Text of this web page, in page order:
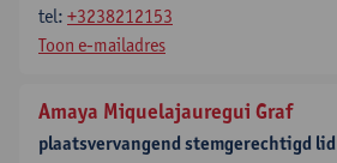
tel: +3238212153
Toon e-mailadres
Amaya Miquelajauregui Graf
plaatsvervangend stemgerechtigd lid